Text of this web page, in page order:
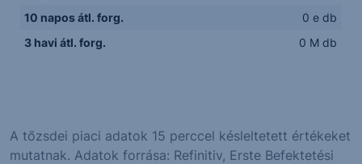
10 napos átl. forg.
0 e db
3 havi átl. forg.
0 M db
A tőzsdei piaci adatok 15 perccel késleltetett értékeket
mutatnak. Adatok forrása: Refinitiv, Erste Befektetési